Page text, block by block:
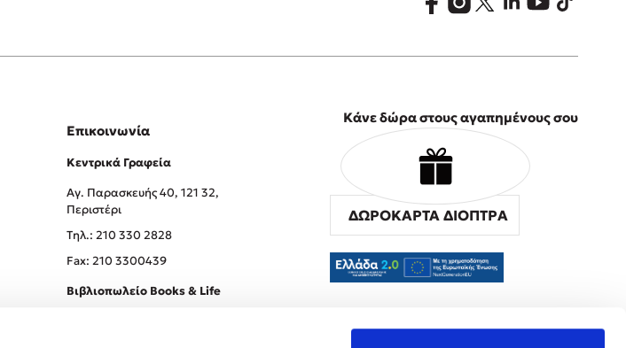
Επικοινωνία
Κεντρικά Γραφεία
Αγ. Παρασκευής 40, 121 32,
Περιστέρι
Tηλ.: 210 330 2828
Fax: 210 3300439
Βιβλιοπωλείο Books & Life
Κάνε δώρα στους αγαπημένους σου
ΔΩΡΟΚΑΡΤΑ ΔΙΟΠΤΡΑ